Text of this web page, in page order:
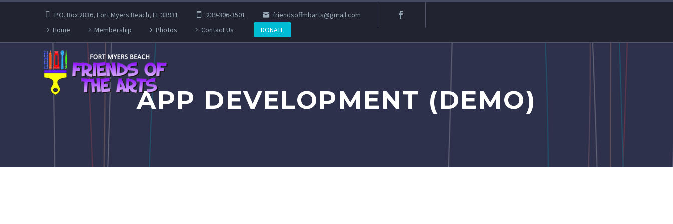
P.O. Box 2836, Fort Myers Beach, FL 33931 239-306-3501
friendsoffmbarts@gmail.com
Home
Membership Photos Contact Us DONATE
APP DEVELOPMENT (DEMO)